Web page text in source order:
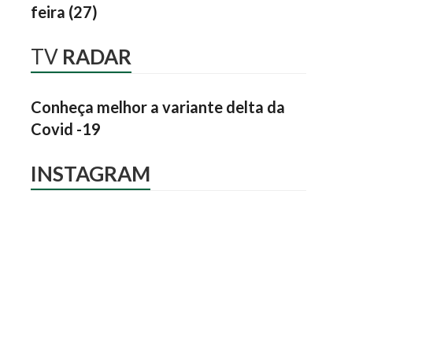
feira (27)
TV RADAR
Conheça melhor a variante delta da
Covid -19
INSTAGRAM